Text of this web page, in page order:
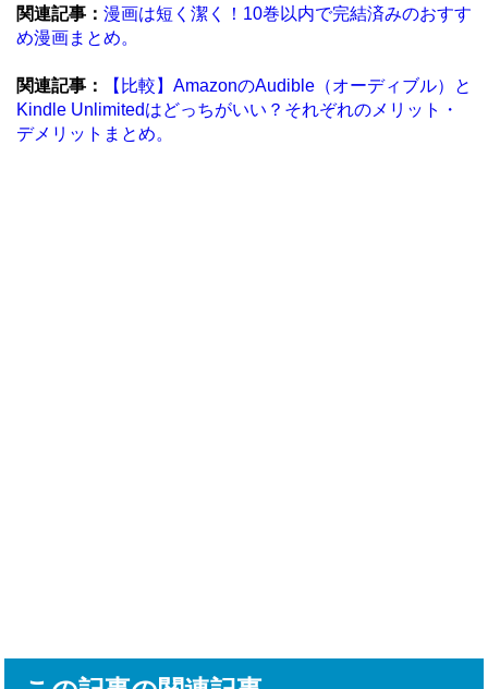
関連記事： 漫画は短く潔く！10巻以内で完結済みのおすす
め漫画まとめ。
関連記事：
【比較】AmazonのAudible（オーディブル）と
Kindle Unlimitedはどっちがいい？それぞれのメリット・
デメリットまとめ。